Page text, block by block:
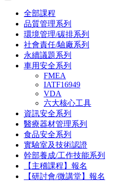
全部課程
品質管理系列
環境管理/碳排系列
社會責任/驗廠系列
永續議題系列
車用安全系列
FMEA
IATF16949
VDA
六大核心工具
資訊安全系列
醫療器材管理系列
食品安全系列
實驗室及技術認證
幹部養成/工作技能系列
【主稽課程】報名
【研討會/微講堂】報名